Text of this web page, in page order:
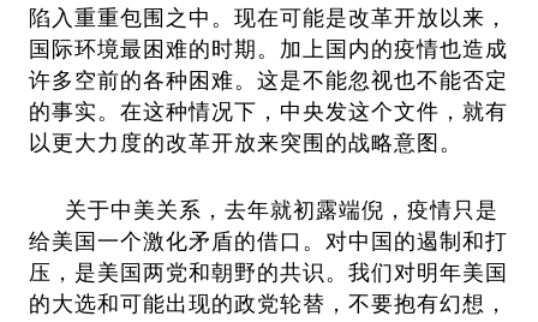
陷入重重包围之中。现在可能是改革开放以来，
国际环境最困难的时期。加上国内的疫情也造成
许多空前的各种困难。这是不能忽视也不能否定
的事实。在这种情况下，中央发这个文件，就有
以更大力度的改革开放来突围的战略意图。
关于中美关系，去年就初露端倪，疫情只是
给美国一个激化矛盾的借口。对中国的遏制和打
压，是美国两党和朝野的共识。我们对明年美国
的大选和可能出现的政党轮替，不要抱有幻想，